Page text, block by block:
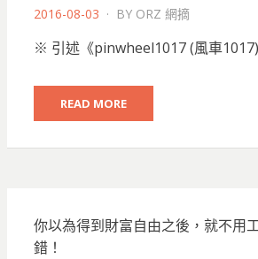
POSTED
2016-08-03 BY ORZ 網摘
※ 引述《pinwheel1017 (風車
READ MORE
你以為得到財富自由之後，就不用
錯！